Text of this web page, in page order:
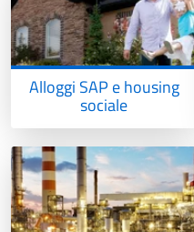
Alloggi SAP e housing
sociale